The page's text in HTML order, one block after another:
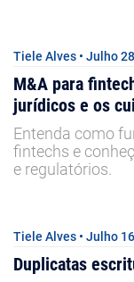
Tiele Alves • Julho
M&A para
jurídicos e os
Entenda como
fintechs e
e regulatórios.
Tiele Alves • Julho
Duplicatas